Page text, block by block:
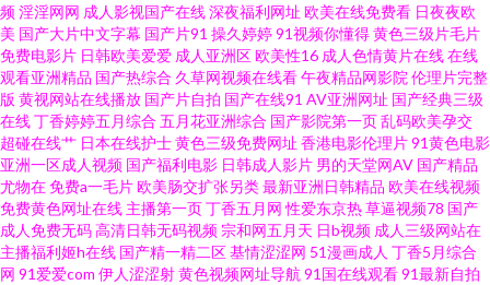
利影院 日本久久爱 亚洲区bt国产 ab片免费观看 福利久久老司机 久草大香蕉
亚洲 日本成人A片网 先锋影音无码 91视频在线网址 成人超碰网 久久视频老
司机 日韩色情影院 伊人成年网 TS国产网站 国产AV色色 久久艹国产视频 日本
高清wwww 伊人狠狠干 AV新入口 国产福利第一页 欧美成人福利精品 天天国
产综合 91视频国 传媒91啪啪 久草资源站 日韩色av影院 亚洲一区在线 97搞色
频淫淫网网 成人影视国产在线深夜福利网址 欧美在线免费看 日夜夜欧
美 国产大片中文字幕 国产片91 操久婷婷91视频你懂得黄色三级片毛片
免费电影片 日韩欧美爱爱 成人亚洲区欧美性16 成人色情黄片在线在线
观看亚洲精品 国产热综合 久草网视频在线看午夜精品网影院 伦理片完整
版 黄视网站在线播放 国产片自拍 国产在线91 AV亚洲网址 国产经典三级
在线丁香婷婷五月综合 五月花亚洲综合 国产影院第一页乱码欧美孕交
超碰在线艹 日本在线护士黄色三级免费网址 香港电影伦理片91黄色电影
亚洲一区成人视频 国产福利电影 日韩成人影片 男的天堂网AV 国产精品
尤物在免费a一毛片欧美肠交扩张另类最新亚洲日韩精品 欧美在线视频
免费黄色网址在线 主播第一页丁香五月网 性爱东京热草逼视频78 国产
成人免费无码高清日韩无码视频 宗和网五月天 日b视频 成人三级网站在
主播福利姬h在线 国产精一精二区基情涩涩网 51漫画成人 丁香5月综合
网 91爱爱com 伊人涩涩射黄色视频网址导航 91国在线观看91最新自拍